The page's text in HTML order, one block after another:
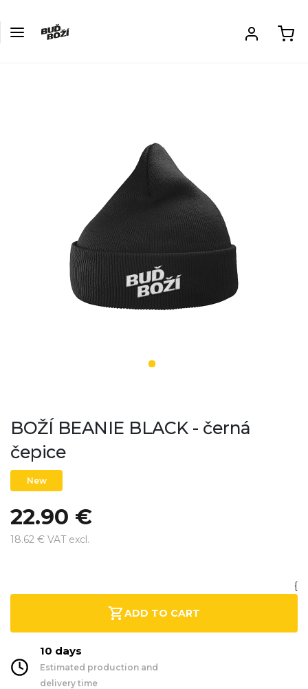
BOŽÍ BEANIE BLACK - černá
čepice
New
22.90 €
18.62 € VAT excl.
{
ADD TO CART
10 days
Estimated production and
delivery time